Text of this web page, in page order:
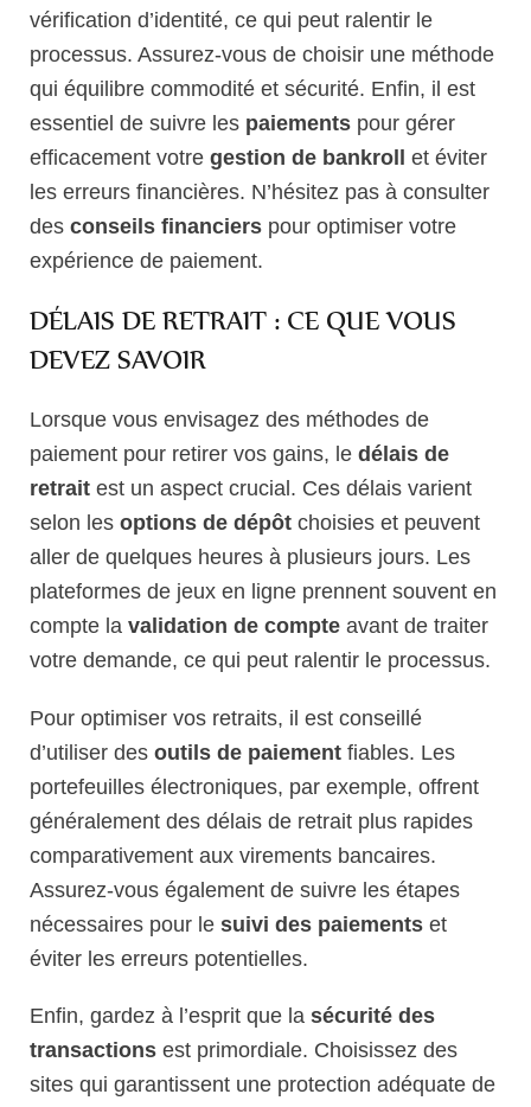
vérification d’identité, ce qui peut ralentir le
processus. Assurez-vous de choisir une méthode
qui équilibre commodité et sécurité. Enfin, il est
essentiel de suivre les paiements pour gérer
efficacement votre gestion de bankroll
et éviter
les erreurs financières. N’hésitez pas à consulter
des conseils financiers pour optimiser votre
expérience de paiement.
DÉLAIS DE RETRAIT : CE QUE VOUS
DEVEZ SAVOIR
Lorsque vous envisagez des méthodes de
paiement pour retirer vos gains, le délais de
retrait est un aspect crucial. Ces délais varient
selon les options de dépôt choisies et peuvent
aller de quelques heures à plusieurs jours. Les
plateformes de jeux en ligne prennent souvent en
compte la validation de compte avant de traiter
votre demande, ce qui peut ralentir le processus.
Pour optimiser vos retraits, il est conseillé
d’utiliser des outils de paiement fiables. Les
portefeuilles électroniques, par exemple, offrent
généralement des délais de retrait plus rapides
comparativement aux virements bancaires.
Assurez-vous également de suivre les étapes
nécessaires pour le suivi des paiements et
éviter les erreurs potentielles.
Enfin, gardez à l’esprit que la sécurité des
transactions est primordiale. Choisissez des
sites qui garantissent une protection adéquate de